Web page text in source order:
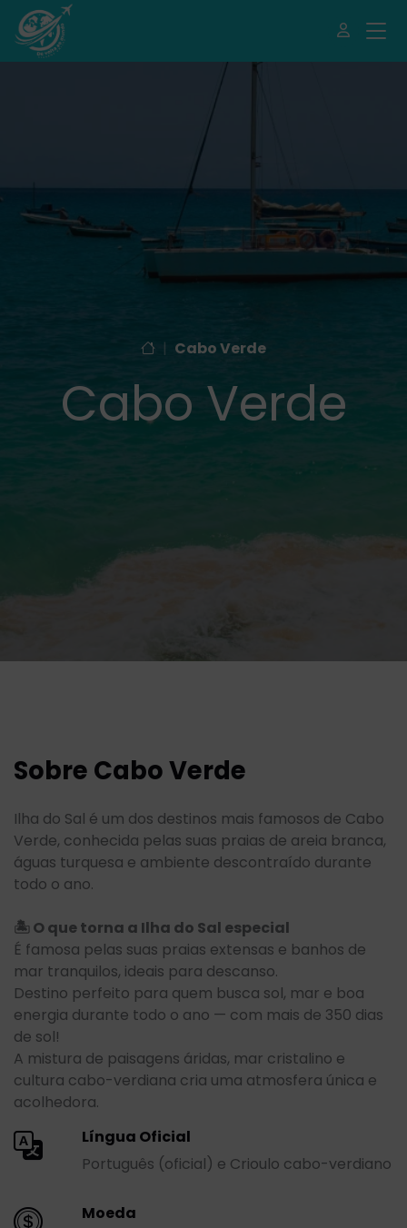
| Cabo Verde
Cabo Verde
Sobre Cabo Verde
Ilha do Sal é um dos destinos mais famosos de Cabo
Verde, conhecida pelas suas praias de areia branca,
águas turquesa e ambiente descontraído durante
todo o ano.
🏝️ O que torna a Ilha do Sal especial
É famosa pelas suas praias extensas e banhos de
mar tranquilos, ideais para descanso.
Destino perfeito para quem busca sol, mar e boa
energia durante todo o ano — com mais de 350 dias
de sol!
A mistura de paisagens áridas, mar cristalino e
cultura cabo-verdiana cria uma atmosfera única e
acolhedora.
Língua Oficial
Português (oficial) e Crioulo cabo-verdiano
Moeda